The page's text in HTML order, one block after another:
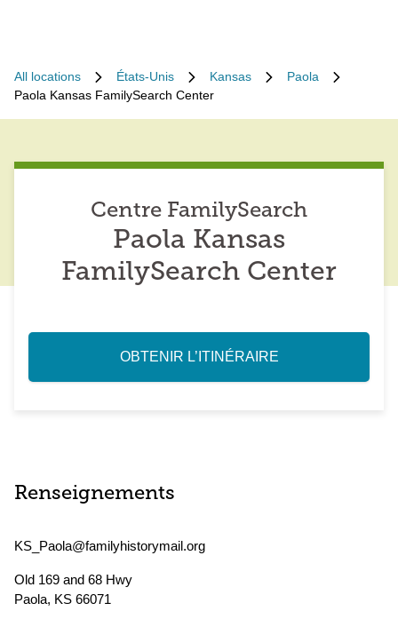
All locations États-Unis Kansas
Paola
Paola Kansas FamilySearch Center
Centre FamilySearch
Paola Kansas
FamilySearch Center
OBTENIR L’ITINÉRAIRE
Renseignements
KS_Paola@familyhistorymail.org
Old 169 and 68 Hwy
Paola, KS 66071